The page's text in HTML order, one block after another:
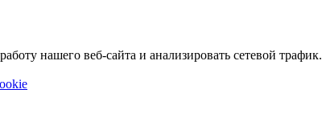
нашего веб-сайта и анализировать сетевой трафик.